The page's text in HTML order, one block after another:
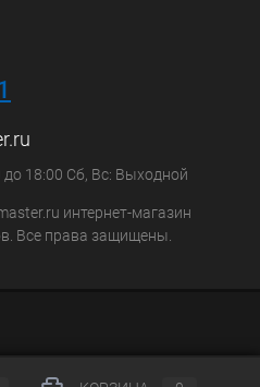
18:00 Сб, Вс: Выходной
интернет-магазин
Все права защищены.